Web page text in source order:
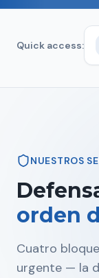
Quick access:
NUESTROS
orden
Cuatro
urgente — la